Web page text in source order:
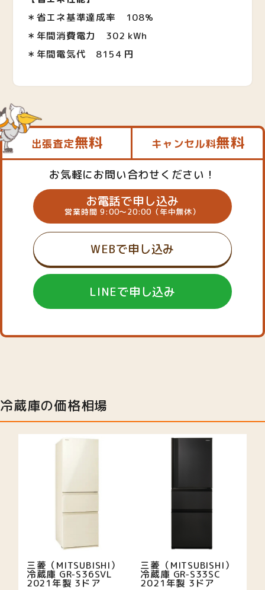
＊省エネ基準達成率 108%
＊年間消費電力 302 kWh
＊年間電気代 8154 円
出張査定無料 キャンセル料無料
お気軽にお問い合わせください！
お電話で申し込み
営業時間 9:00～20:00（年中無休）
WEBで申し込み
LINEで申し込み
冷蔵庫の価格相場
三菱（MITSUBISHI）
冷蔵庫 GR-S36SVL
2021年製 3ドア
三菱（MITSUBISHI）
冷蔵庫 GR-S33SC
2021年製 3ドア